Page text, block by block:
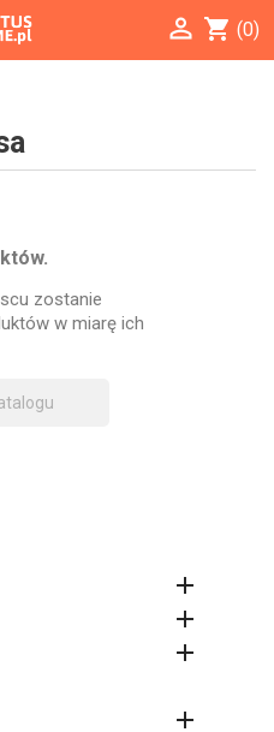
shopping_cart (0)

zostanie
w miarę ich



